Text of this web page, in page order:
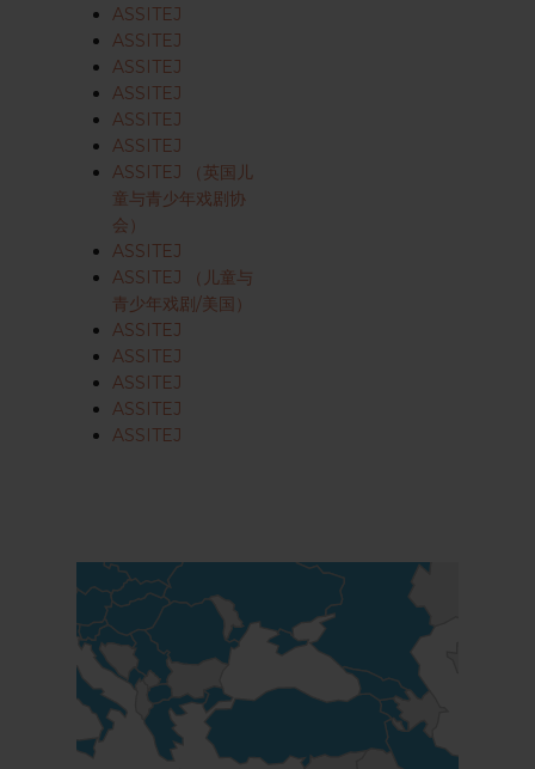
ASSITEJ
ASSITEJ
ASSITEJ
ASSITEJ
ASSITEJ
ASSITEJ
ASSITEJ （英国儿
童与青少年戏剧协
会）
ASSITEJ
ASSITEJ （儿童与
青少年戏剧/美国）
ASSITEJ
ASSITEJ
ASSITEJ
ASSITEJ
ASSITEJ